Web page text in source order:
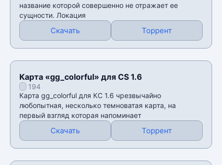
название которой совершенно не отражает ее
сущности. Локация
Скачать Торрент
Карта «gg_colorful» для CS 1.6
194
Карта gg_colorful для КС 1.6 чрезвычайно
любопытная, несколько темноватая карта, на
первый взгляд которая напоминает
Скачать Торрент